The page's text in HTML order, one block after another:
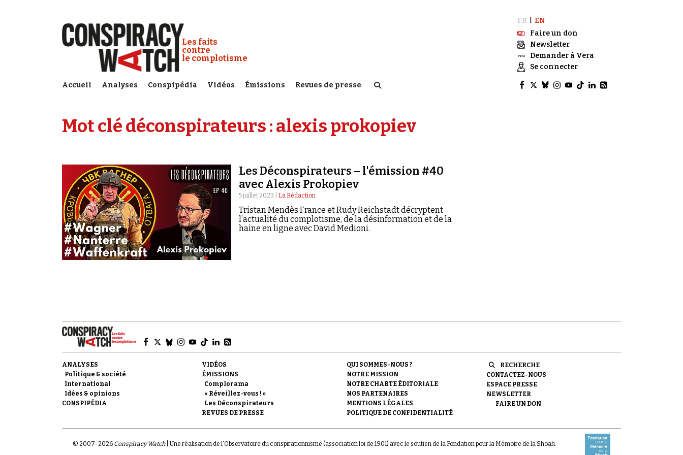
Conspiracy Watch :
Les faits
contre
le complotisme
Accueil Analyses Conspipédia Vidéos Émissions Revues de presse
FR
EN
Faire un don
Newsletter
Demander à Vera
Se connecter
Mot clé déconspirateurs :alexis prokopiev
Les Déconspirateurs – l'émission #40
avec Alexis Prokopiev
5 juillet 2023 | La Rédaction
Tristan Mendès France et Rudy Reichstadt décryptent
l’actualité du complotisme, de la désinformation et de la
haine en ligne avec David Medioni.
ANALYSES
Politique & société
International
Idées & opinions
CONSPIPÉDIA
VIDÉOS
ÉMISSIONS
Complorama
« Réveillez-vous ! »
Les Déconspirateurs
REVUES DE PRESSE
QUI SOMMES-NOUS ?
NOTRE MISSION
NOTRE CHARTE ÉDITORIALE
NOS PARTENAIRES
MENTIONS LÉGALES
POLITIQUE DE CONFIDENTIALITÉ
RECHERCHE
CONTACTEZ-NOUS
ESPACE PRESSE
NEWSLETTER
FAIRE UN DON
© 2007-2026 Conspiracy Watch| Une réalisation de l'Observatoire du conspirationnisme (association loi de 1901) avec le soutien de la Fondation pour la Mémoire de la Shoah.